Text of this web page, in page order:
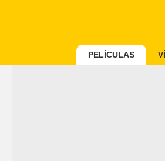
PELÍCULAS